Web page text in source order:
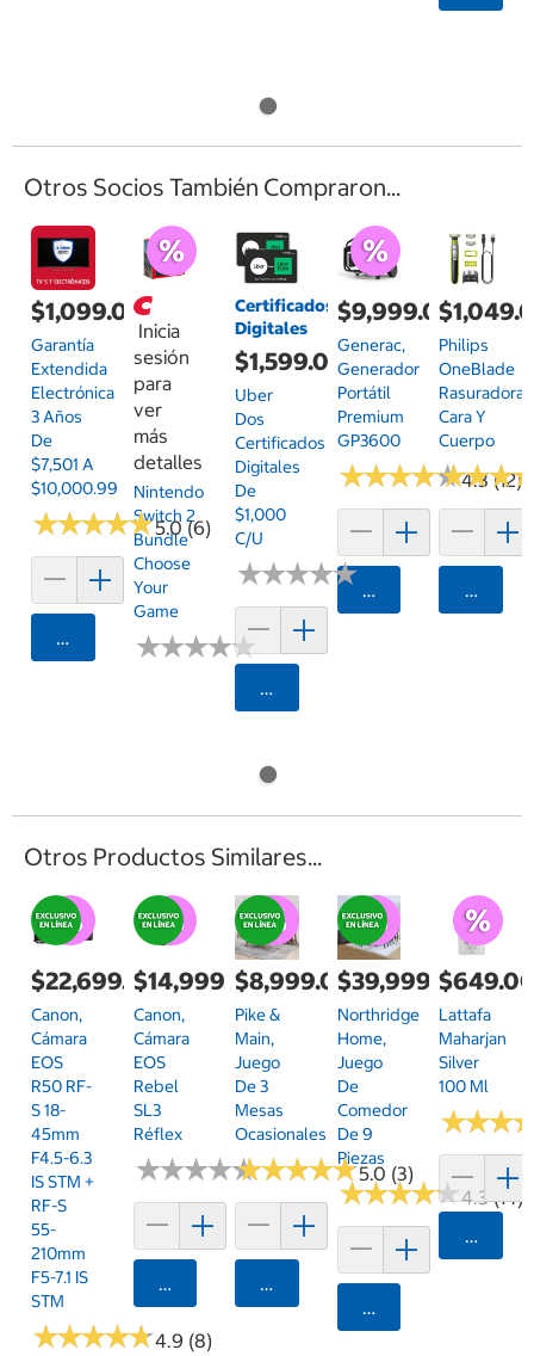
Otros Socios También Compraron...
$1,099.00
Garantía
Extendida
Electrónica
3 Años
De
$7,501 A
$10,000.99
★★★★★
★★★★★5.0 (6)
Agregar
Inicia
sesión
para
ver
más
detalles
Nintendo
Switch 2
Bundle
Choose
Your
Game
★★★★★
★★★★★
Certificados
Digitales
$1,599.00
Uber
Dos
Certificados
Digitales
De
$1,000
C/u
★★★★★
★★★★★
Agregar
$9,999.00
Generac,
Generador
Portátil
Premium
GP3600
★★★★★
★★★★★4.3 (12)
Agregar
Philips
OneBlade
Rasuradora
Cara Y
Cuerpo
★★★
★★★
Otros Productos Similares...
$22,699.00
Canon,
Cámara
EOS
R50 RF-
S 18-
45mm
F4.5-6.3
IS STM +
RF-S
55-
210mm
F5-7.1 IS
STM
★★★★★
★★★★★4.9 (8)
$14,999.00
Canon,
Cámara
EOS
Rebel
SL3
Réflex
★★★★★
★★★★★
Agregar
$8,999.00
Pike &
Main,
Juego
De 3
Mesas
Ocasionales
★★★★★
★★★★★5.0 (3)
Agregar
$39,999.00
Northridge
Home,
Juego
De
Comedor
De 9
Piezas
★★★★★
★★★★★4.3 (14)
Agregar
Lattafa
Maharjan
Silver
100 Ml
★★★
★★★